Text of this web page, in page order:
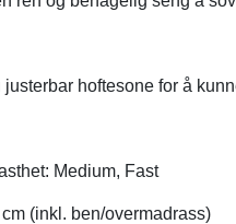
hoftesone for å
Medium, Fast
(inkl. ben/overmadrass)